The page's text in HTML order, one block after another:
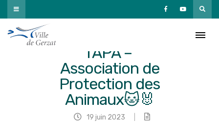
Passer
au
contenu
l’APA –
Association de
Protection des
Animaux🐱🐰
19 juin 2023